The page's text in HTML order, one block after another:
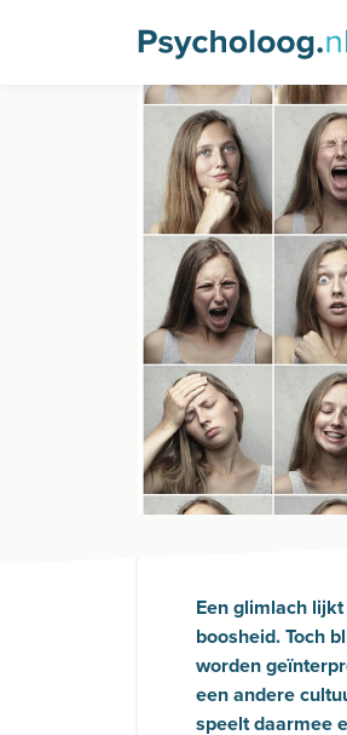
Een glimlach
boosheid. Toch
worden
een andere
speelt daarmee